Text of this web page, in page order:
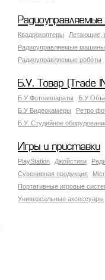
Квадрокоптеры
Летающие,
Радиоуправляемые машины
Радиоуправляемые роботы
Б.У. Товар (Trade
Б.У Фотоаппараты Б.У
Б.У Видеокамеры
Ретро
Б.У. Студийное
Игры и приставки
PlayStation Джойстики
Сувенирная продукция
Портативные игровые
Универсальные аксессуары